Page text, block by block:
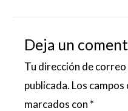
Deja un
Tu dirección de
publicada. Los
marcados con *